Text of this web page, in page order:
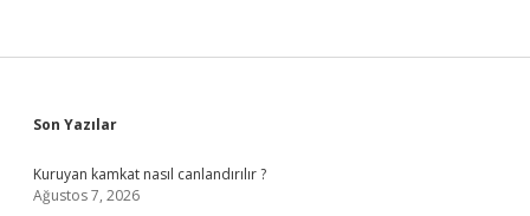
Sidebar
Son Yazılar
Kuruyan kamkat nasıl canlandırılır ?
Ağustos 7, 2026